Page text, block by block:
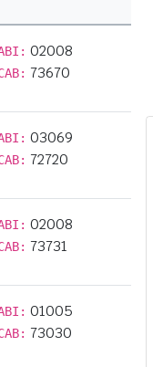
02008
73670
03069
72720
02008
73731
01005
73030